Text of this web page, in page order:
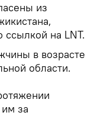
из
ссылкой на LNT.
в возрасте
области.
за